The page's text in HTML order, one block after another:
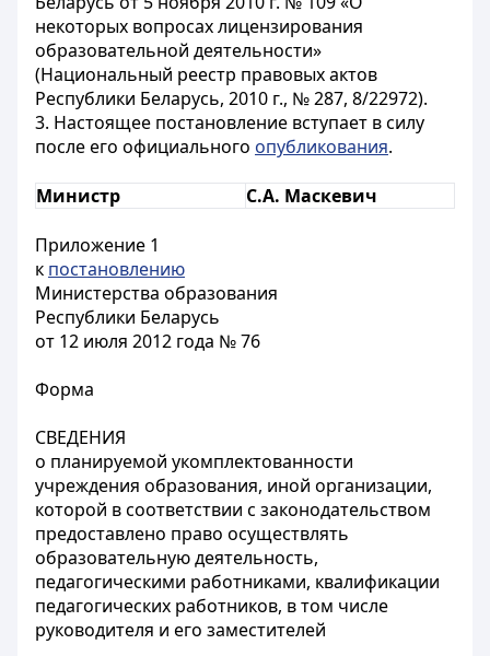
некоторых вопросах лицензирования
образовательной деятельности»
(Национальный реестр правовых актов
Республики Беларусь, 2010 г., № 287, 8/22972).
3. Настоящее постановление вступает в силу
после его официального опубликования.
Министр С.А. Маскевич
Приложение 1
к постановлению
Министерства образования
Республики Беларусь
от 12 июля 2012 года № 76
Форма
СВЕДЕНИЯ
о планируемой укомплектованности
учреждения образования, иной организации,
которой в соответствии с законодательством
предоставлено право осуществлять
образовательную деятельность,
педагогическими работниками, квалификации
педагогических работников, в том числе
руководителя и его заместителей